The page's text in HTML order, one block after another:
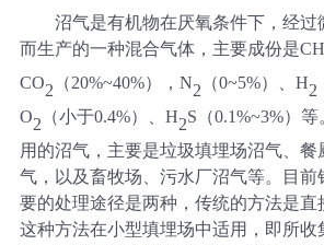
沼气是有机物在厌氧条件下，经过
而生产的一种混合气体，主要成份是CH
CO2 （20%~40%），N2 （0~5%）、H2
O2 （小于0.4%）、H2S（0.1%~3%）
用的沼气，主要是垃圾填埋场沼气、餐
气，以及畜牧场、污水厂沼气等。目前
要的处理途径是两种，传统的方法是直
这种方法在小型填埋场中适用，即所收